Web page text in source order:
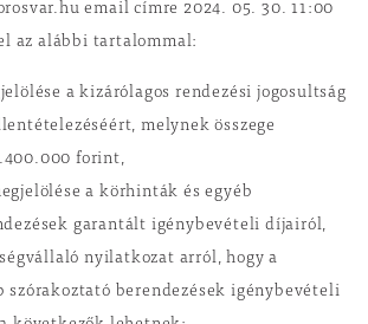
email címre 2024. 05. 30. 11:00
az alábbi tartalommal:
a kizárólagos rendezési jogosultság
melynek összege
forint,
a körhinták és egyéb
garantált igénybevételi díjairól,
nyilatkozat arról, hogy a
szórakoztató berendezések igénybevételi